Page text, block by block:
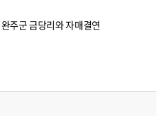
주군 금당리와 자매결연